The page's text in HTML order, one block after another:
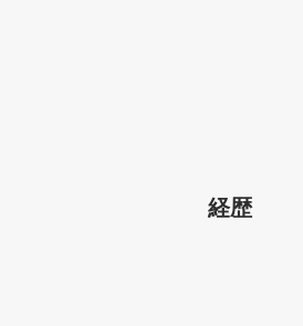
経歴